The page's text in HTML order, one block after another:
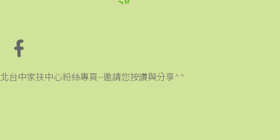
北台中家扶中心粉絲專頁~邀請您按讚與分享^^